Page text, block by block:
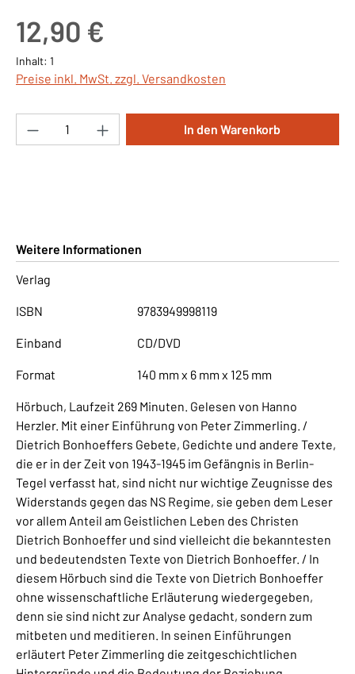
12,90 €
Inhalt: 1
Preise inkl. MwSt. zzgl. Versandkosten
Produkt Anzahl: Gib den gewünschten
In den Warenkorb
Weitere Informationen
Verlag
ISBN 9783949998119
Einband CD/DVD
Format 140 mm x 6 mm x 125 mm
Hörbuch, Laufzeit 269 Minuten. Gelesen von Hanno
Herzler. Mit einer Einführung von Peter Zimmerling. /
Dietrich Bonhoeffers Gebete, Gedichte und andere Texte,
die er in der Zeit von 1943-1945 im Gefängnis in Berlin-
Tegel verfasst hat, sind nicht nur wichtige Zeugnisse des
Widerstands gegen das NS Regime, sie geben dem Leser
vor allem Anteil am Geistlichen Leben des Christen
Dietrich Bonhoeffer und sind vielleicht die bekanntesten
und bedeutendsten Texte von Dietrich Bonhoeffer. / In
diesem Hörbuch sind die Texte von Dietrich Bonhoeffer
ohne wissenschaftliche Erläuterung wiedergegeben,
denn sie sind nicht zur Analyse gedacht, sondern zum
mitbeten und meditieren. In seinen Einführungen
erläutert Peter Zimmerling die zeitgeschichtlichen